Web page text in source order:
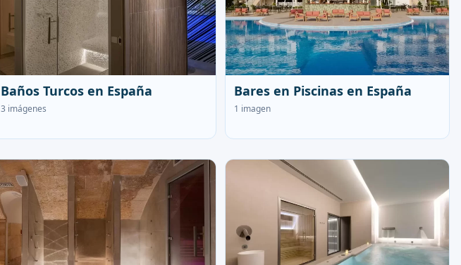
Baños Turcos en España
3 imágenes
Bares en Piscinas en España
1 imagen